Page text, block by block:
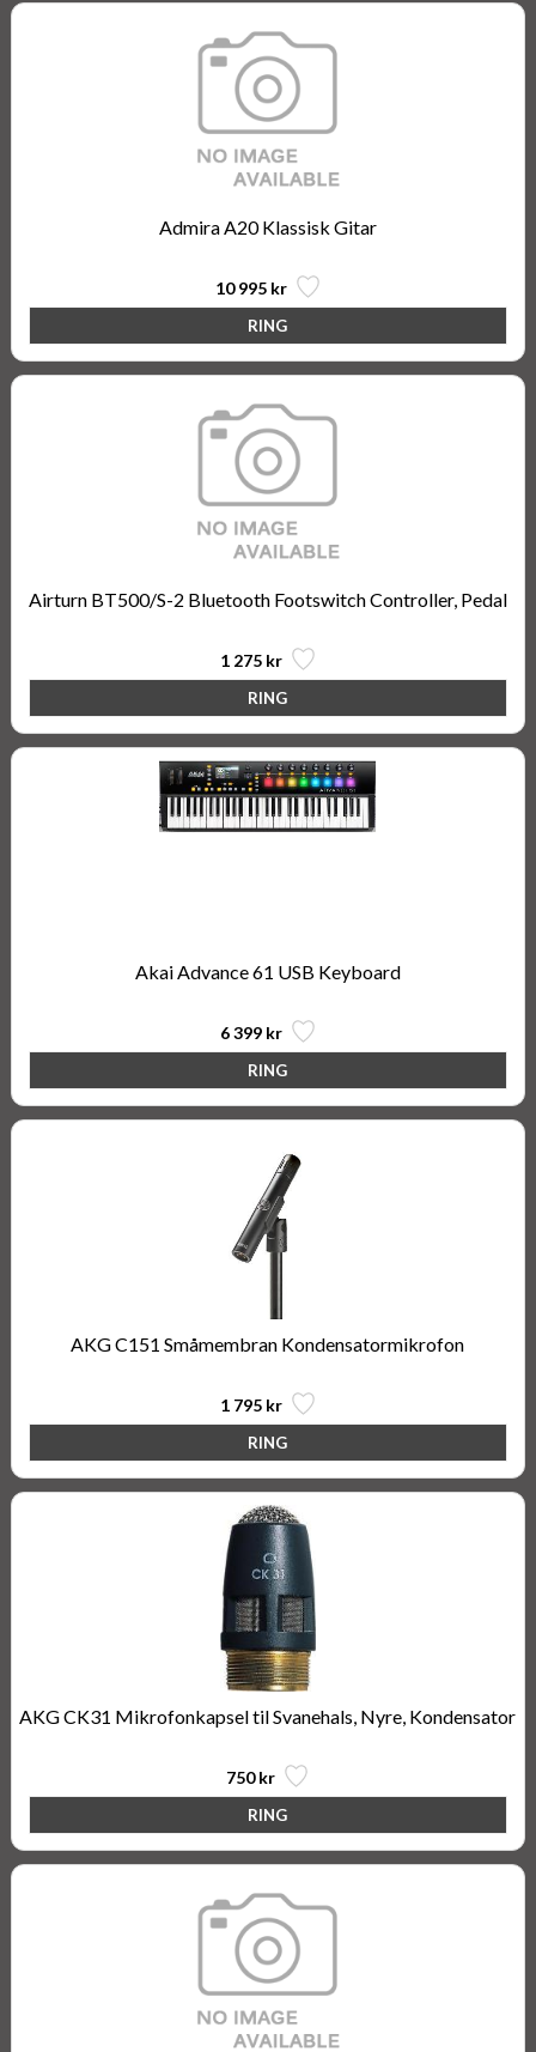
Admira A20 Klassisk Gitar
10 995 kr
Airturn BT500/S-2 Bluetooth Footswitch Controller, Pedal
1 275 kr
Akai Advance 61 USB Keyboard
6 399 kr
AKG C151 Småmembran Kondensatormikrofon
1 795 kr
AKG CK31 Mikrofonkapsel til Svanehals, Nyre, Kondensator
750 kr